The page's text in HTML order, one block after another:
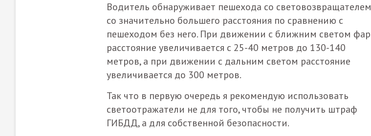
Водитель обнаруживает пешехода со световозвращателем
со значительно большего расстояния по сравнению с
пешеходом без него. При движении с ближним светом фар
расстояние увеличивается с 25-40 метров до 130-140
метров, а при движении с дальним светом расстояние
увеличивается до 300 метров.
Так что в первую очередь я рекомендую использовать
светоотражатели не для того, чтобы не получить штраф
ГИБДД, а для собственной безопасности.